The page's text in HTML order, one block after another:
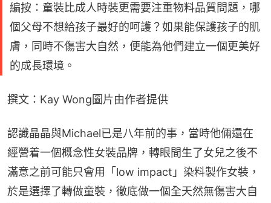
編按：童裝比成人時裝更需要注重物料品質問題，哪
個父母不想給孩子最好的呵護？如果能保護孩子的肌
膚，同時不傷害大自然，便能為他們建立一個更美好
的成長環境。
撰文：Kay Wong圖片由作者提供
認識晶晶與Michael已是八年前的事，當時他倆還在
經營着一個概念性女裝品牌，轉眼間生了女兒之後不
滿意之前可能只會用「low impact」染料製作女裝，
於是選擇了轉做童裝，徹底做一個全天然無傷害大自